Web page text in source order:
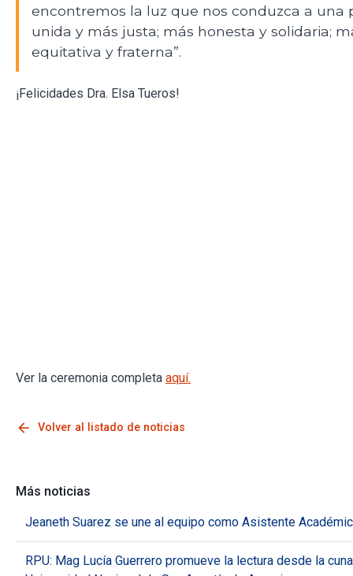
encontremos la luz que nos conduzca a una
unida y más justa; más honesta y solidaria;
equitativa y fraterna”.
¡Felicidades Dra. Elsa Tueros!
Ver la ceremonia completa aquí.
arrow_back Volver al listado de noticias
Más noticias
Jeaneth Suarez se une al equipo como Asistente
RPU: Mag Lucía Guerrero promueve la lectura desde la